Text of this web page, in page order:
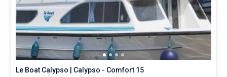
Le Boat Calypso | Calypso - Comfort 15